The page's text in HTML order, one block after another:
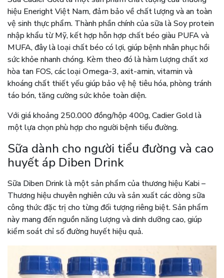
hiệu Eneright Việt Nam, đảm bảo về chất lượng và an toàn
vệ sinh thực phẩm. Thành phần chính của sữa là Soy protein
nhập khẩu từ Mỹ, kết hợp hỗn hợp chất béo giàu PUFA và
MUFA, đây là loại chất béo có lợi, giúp bệnh nhân phục hồi
sức khỏe nhanh chóng. Kèm theo đó là hàm lượng chất xơ
hòa tan FOS, các loại Omega-3, axit-amin, vitamin và
khoáng chất thiết yếu giúp bảo vệ hệ tiêu hóa, phòng tránh
táo bón, tăng cường sức khỏe toàn diện.
Với giá khoảng 250.000 đồng/hộp 400g, Cadier Gold là
một lựa chọn phù hợp cho người bệnh tiểu đường.
Sữa dành cho người tiểu đường và cao
huyết áp Diben Drink
Sữa Diben Drink là một sản phẩm của thương hiệu Kabi –
Thương hiệu chuyên nghiên cứu và sản xuất các dòng sữa
công thức đặc trị cho từng đối tượng riêng biệt. Sản phẩm
này mang đến nguồn năng lượng và dinh dưỡng cao, giúp
kiểm soát chỉ số đường huyết hiệu quả.